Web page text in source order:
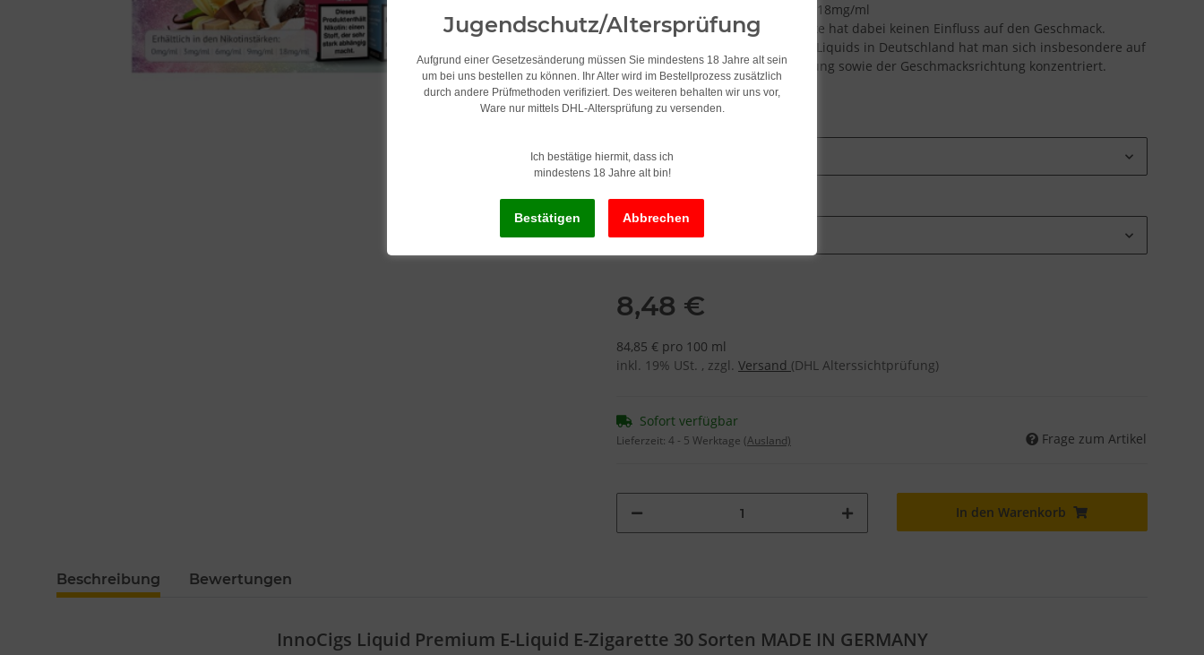
In 5 verschiedenen Stärken: 0-18mg/ml
Die von Ihnen gewählten Stärke hat dabei keinen Einfluss auf den Geschmack.
Während der Herstellung des Liquids in Deutschland hat man sich insbesondere auf
eine Qualität der Dampfentwicklung sowie der Geschmacksrichtung konzentriert.
Inside Red Wassermelonen
Nikotingehalt
6mg
8,48 €
84,85 € pro 100 ml
inkl. 19% USt. , zzgl. Versand (DHL Alterssichtprüfung)
Sofort verfügbar
Lieferzeit: 4 - 5 Werktage (Ausland) Frage zum Artikel
In den Warenkorb
Beschreibung Bewertungen
InnoCigs Liquid Premium E-Liquid E-Zigarette 30 Sorten MADE IN GERMANY
Jugendschutz/Altersprüfung
Aufgrund einer Gesetzesänderung müssen Sie mindestens 18 Jahre alt sein
um bei uns bestellen zu können. Ihr Alter wird im Bestellprozess zusätzlich
durch andere Prüfmethoden verifiziert. Des weiteren behalten wir uns vor,
Ware nur mittels DHL-Altersprüfung zu versenden.
Ich bestätige hiermit, dass ich
mindestens 18 Jahre alt bin!